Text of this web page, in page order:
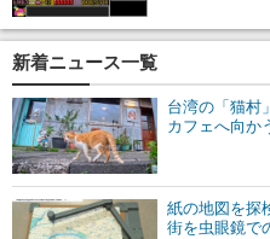
新着ニュース一覧
台湾の「猫村
カフェへ向か
紙の地図を探
街を虫眼鏡で